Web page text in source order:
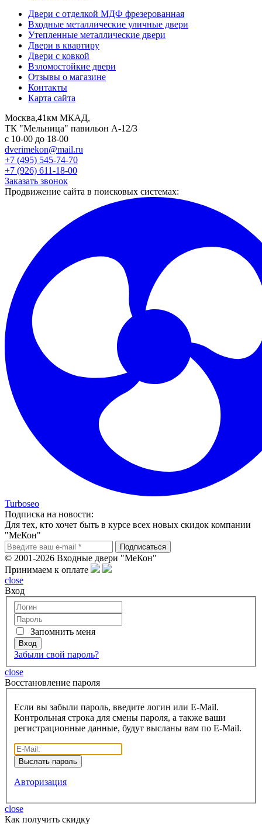
Двери с отделкой МДФ фрезерованная
Входные металлические уличные двери
Утепленные металлические двери
Двери в квартиру
Двери с ковкой
Взломостойкие двери
Отзывы о магазине
Контакты
Карта сайта
Москва,41км МКАД,
ТК "Мельница" павильон А-12/3
с 10-00 до 18-00
dverimekon@mail.ru
+7 (495) 545-74-70
+7 (926) 611-18-00
Заказать звонок
Продвижение сайта в поисковых системах:
Turboseo
Подписка на новости:
Для тех, кто хочет быть в курсе всех новых скидок компании
"МеКон"
© 2001-2026 Входные двери "МеКон"
Принимаем к оплате
close
Вход
Запомнить меня
Забыли свой пароль?
close
Восcтановление пароля
Если вы забыли пароль, введите логин или E-Mail.
Контрольная строка для смены пароля, а также ваши
регистрационные данные, будут высланы вам по E-Mail.
Авторизация
close
Как получить скидку